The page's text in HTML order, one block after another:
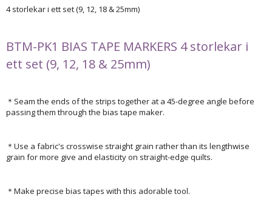
4 storlekar i ett set (9, 12, 18 & 25mm)
BTM-PK1 BIAS TAPE MARKERS 4 storlekar i
ett set (9, 12, 18 & 25mm)
＊Seam the ends of the strips together at a 45-degree angle before
passing them through the bias tape maker.
＊Use a fabric's crosswise straight grain rather than its lengthwise
grain for more give and elasticity on straight-edge quilts.
＊Make precise bias tapes with this adorable tool.